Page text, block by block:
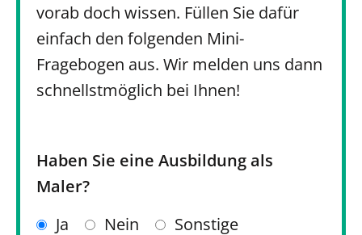
vorab doch wissen. Füllen Sie dafür
einfach den folgenden Mini-
Fragebogen aus. Wir melden uns dann
schnellstmöglich bei Ihnen!
Haben Sie eine Ausbildung als
Maler?
Ja
Nein Sonstige